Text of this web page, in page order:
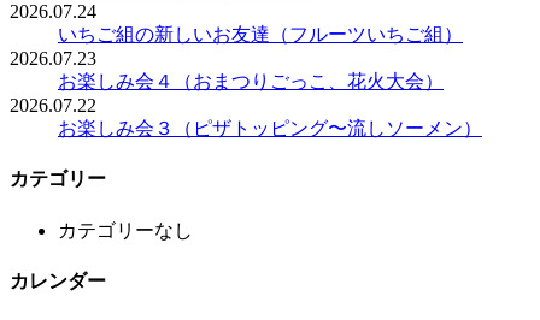
2026.07.24
いちご組の新しいお友達（フルーツいちご組）
2026.07.23
お楽しみ会４（おまつりごっこ、花火大会）
2026.07.22
お楽しみ会３（ピザトッピング〜流しソーメン）
カテゴリー
カテゴリーなし
カレンダー